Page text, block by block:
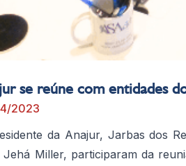
se reúne com entidades
2023
da Anajur, Jarbas dos
Jehá Miller, participaram da